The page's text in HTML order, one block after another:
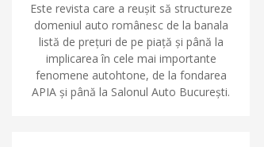
Este revista care a reușit să structureze
domeniul auto românesc de la banala
listă de prețuri de pe piață și până la
implicarea în cele mai importante
fenomene autohtone, de la fondarea
APIA și până la Salonul Auto București.